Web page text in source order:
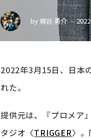
by 梶谷 勇介
2022年3月15日、日本
れた。
提供元は、『プロメア
タジオ〈TRIGGER〉